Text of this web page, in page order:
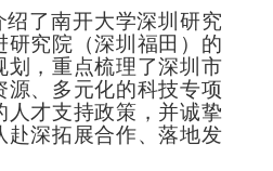
绍了南开大学深圳研究
研究院（深圳福田）的
划，重点梳理了深圳市
源、多元化的科技专项
人才支持政策，并诚挚
赴深拓展合作、落地发